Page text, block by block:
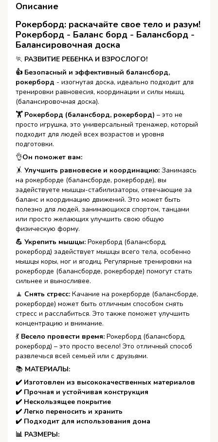
Описание
Рокерборд: раскачайте свое тело и разум!
Рокерборд - Баланс борд - Балансборд -
Балансировочная доска
🏃 РАЗВИТИЕ РЕБЕНКА И ВЗРОСЛОГО!
👍 Безопасный и эффективный балансборд,
рокерборд - изогнутая доска, идеально подходит для
тренировки равновесия, координации и силы мышц.
(балансировочная доска).
🏋 Рокерборд (балансборд, рокерборд) – это не
просто игрушка, это универсальный тренажер, который
подходит для людей всех возрастов и уровня
подготовки.
👌️Он поможет вам:
🤸️ Улучшить равновесие и координацию: Занимаясь
на рокерборде (балансборде, рокерборде), вы
задействуете мышцы-стабилизаторы, отвечающие за
баланс и координацию движений. Это может быть
полезно для людей, занимающихся спортом, танцами
или просто желающих улучшить свою общую
физическую форму.
💪 Укрепить мышцы: Рокерборд (балансборд,
рокерборд) задействует мышцы всего тела, особенно
мышцы коры, ног и ягодиц. Регулярные тренировки на
рокерборде (балансборде, рокерборде) помогут стать
сильнее и выносливее.
🧘️ Снять стресс: Качание на рокерборде (балансборде,
рокерборде) может быть отличным способом снять
стресс и расслабиться. Это также поможет улучшить
концентрацию и внимание.
💃️ Весело провести время: Рокерборд (балансборд,
рокерборд) – это просто весело! Это отличный способ
развлечься всей семьей или с друзьями.
📚 МАТЕРИАЛЫ:
✔️ Изготовлен из высококачественных материалов
✔️ Прочная и устойчивая конструкция
✔️ Нескользящее покрытие
✔️ Легко переносить и хранить
✔️ Подходит для использования дома
📊 РАЗМЕРЫ: